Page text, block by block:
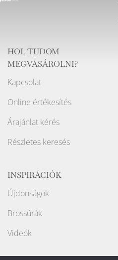
HOL TUDOM
MEGVÁSÁROLNI?
Kapcsolat
Online értékesítés
Árajánlat kérés
Részletes keresés
INSPIRÁCIÓK
Újdonságok
Brossúrák
Videók